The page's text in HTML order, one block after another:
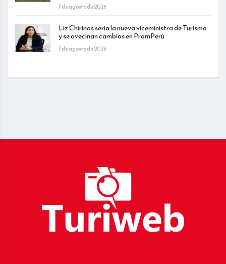
7 de agosto de 2026
Liz Chirinos sería la nueva viceministra de Turismo
y se avecinan cambios en PromPerú
7 de agosto de 2026